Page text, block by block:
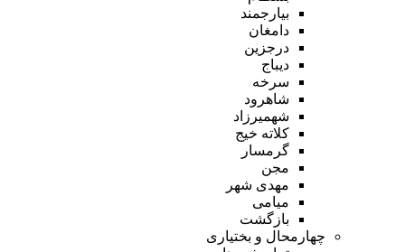
بیارجمند
دامغان
درجزین
دیباج
سرخه
شاهرود
شهمیرزاد
کلاته خیج
گرمسار
مجن
مهدی شهر
میامی
بازگشت
چهارمحال و بختیاری